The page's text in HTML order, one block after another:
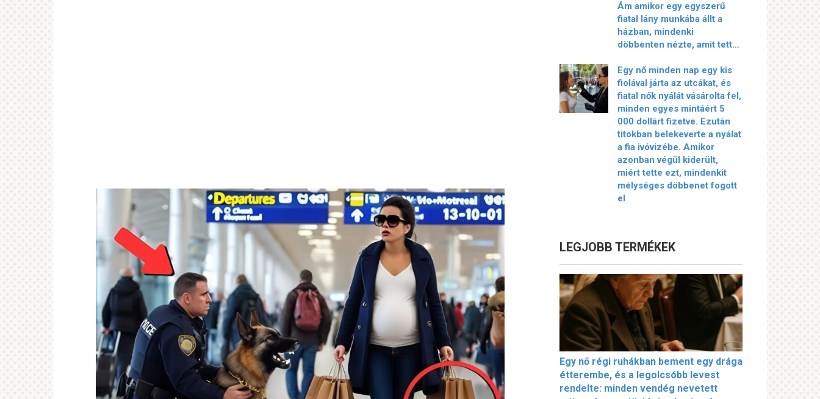
Ám amikor egy egyszerű
fiatal lány munkába állt a
házban, mindenki
döbbenten nézte, amit tett…
Egy nő minden nap egy kis
fiolával járta az utcákat, és
fiatal nők nyálát vásárolta fel,
minden egyes mintáért 5
000 dollárt fizetve. Ezután
titokban belekeverte a nyálat
a fia ivóvizébe. Amikor
azonban végül kiderült,
miért tette ezt, mindenkit
mélységes döbbenet fogott
el
LEGJOBB TERMÉKEK
Egy nő régi ruhákban bement egy drága
étterembe, és a legolcsóbb levest
rendelte: minden vendég nevetett